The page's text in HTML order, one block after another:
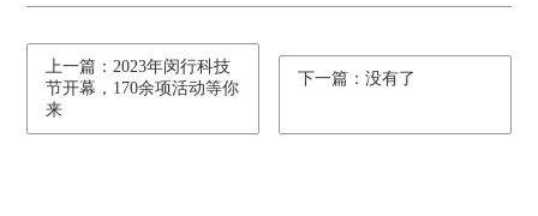
上一篇：2023年闵行科技
节开幕，170余项活动等你
来
下一篇：没有了